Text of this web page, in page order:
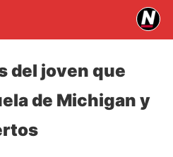
del joven que
de Michigan y